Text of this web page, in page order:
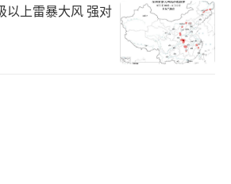
以上雷暴大风 强对